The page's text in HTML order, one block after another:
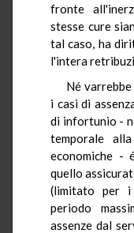
fronte
stesse cure
tal caso, ha
l'intera
Né
i casi di
di infortunio -
temporale
economiche -
quello
(limitato per
periodo
assenze dal